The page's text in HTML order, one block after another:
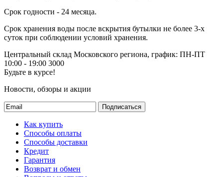
Срок годности - 24 месяца.
Срок хранения воды после вскрытия бутылки не более 3-х
суток при соблюдении условий хранения.
Центральный склад Московского региона, график: ПН-ПТ
10:00 - 19:00 3000
Будьте в курсе!
Новости, обзоры и акции
Подписаться
Как купить
Способы оплаты
Способы доставки
Кредит
Гарантия
Возврат и обмен